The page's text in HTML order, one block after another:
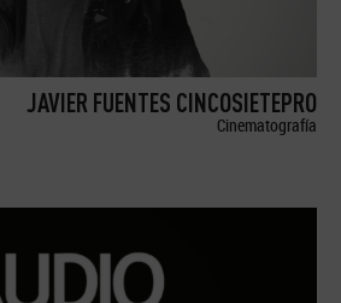
JAVIER FUENTES CINCOSIETEPRO
Cinematografía